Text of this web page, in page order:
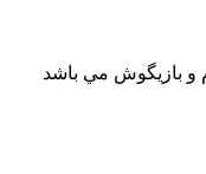
و بازيگوش مي باشد